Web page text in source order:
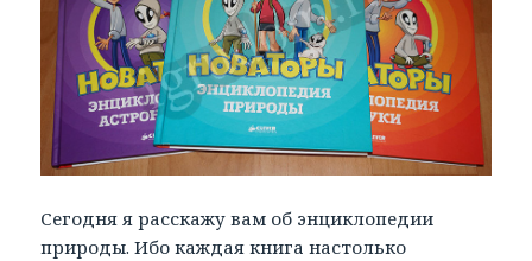
Сегодня я расскажу вам об энциклопедии
природы. Ибо каждая книга настолько